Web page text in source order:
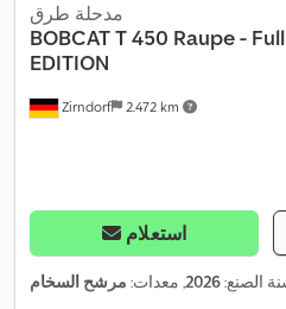
Zirndorf 2.472 km
مدحلة طرق
BOBCATT 450 Raupe -
EDITION
استعلام
الصنع:2026, معدات: مرشح السخام